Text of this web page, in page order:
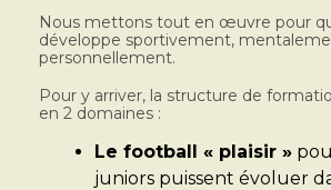
Nous mettons tout en œuvre pour
développe sportivement,
personnellement.
Pour y arriver, la structure de
en 2 domaines :
Le football « plaisir »
juniors puissent évoluer